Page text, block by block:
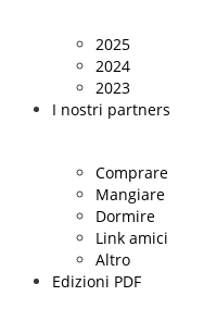
2025
2024
2023
I nostri partners
Comprare
Mangiare
Dormire
Link amici
Altro
Edizioni PDF